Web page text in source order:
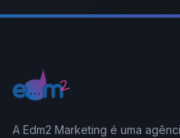
A Edm2 Marketing é uma